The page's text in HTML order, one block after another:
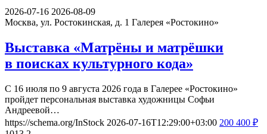
2026-07-16 2026-08-09
Москва, ул. Ростокинская, д. 1 Галерея «Ростокино»
Выставка «Матрёны и матрёшки
в поисках культурного кода»
С 16 июля по 9 августа 2026 года в Галерее «Ростокино»
пройдет персональная выставка художницы Софьи
Андреевой…
https://schema.org/InStock 2026-07-16T12:29:00+03:00 200 400 ₽